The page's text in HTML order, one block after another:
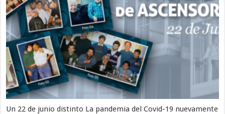
Un 22 de junio distinto La pandemia del Covid-19 nuevamente